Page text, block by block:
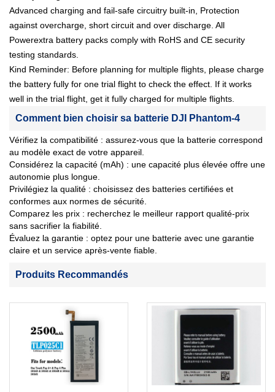
Advanced charging and fail-safe circuitry built-in, Protection
against overcharge, short circuit and over discharge. All
Powerextra battery packs comply with RoHS and CE security
testing standards.
Kind Reminder: Before planning for multiple flights, please charge
the battery fully for one trial flight to check the effect. If it works
well in the trial flight, get it fully charged for multiple flights.
Comment bien choisir sa batterie DJI Phantom-4
Vérifiez la compatibilité : assurez-vous que la batterie correspond
au modèle exact de votre appareil.
Considérez la capacité (mAh) : une capacité plus élevée offre une
autonomie plus longue.
Privilégiez la qualité : choisissez des batteries certifiées et
conformes aux normes de sécurité.
Comparez les prix : recherchez le meilleur rapport qualité-prix
sans sacrifier la fiabilité.
Évaluez la garantie : optez pour une batterie avec une garantie
claire et un service après-vente fiable.
Produits Recommandés